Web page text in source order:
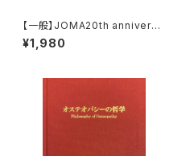
【一般】JOMA20th anniversa
ry タンブラー
¥1,980